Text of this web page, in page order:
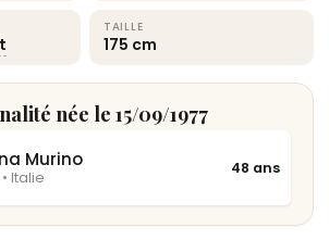
TAILLE
175 cm
née le 15/09/1977
Murino
Italie
48 ans